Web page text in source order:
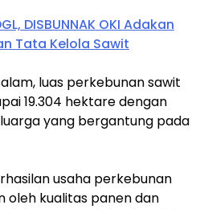
DISBUNNAK OKI Adakan
Tata Kelola Sawit
luas perkebunan sawit
19.304 hektare dengan
yang bergantung pada
usaha perkebunan
oleh kualitas panen dan